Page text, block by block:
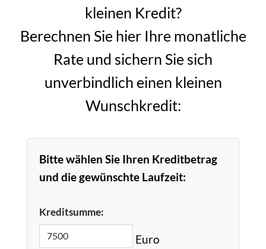
kleinen Kredit?
Berechnen Sie hier Ihre monatliche
Rate und sichern Sie sich
unverbindlich einen kleinen
Wunschkredit:
Bitte wählen Sie Ihren Kreditbetrag
und die gewünschte Laufzeit:
Kreditsumme:
Euro